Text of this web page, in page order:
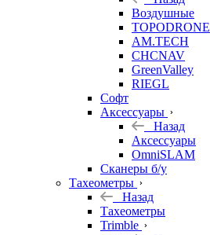
Воздушные
TOPODRONE
AM.TECH
CHCNAV
GreenValley
RIEGL
Софт
Аксессуары
Назад
Аксессуары
OmniSLAM
Сканеры б/у
Тахеометры
Назад
Тахеометры
Trimble